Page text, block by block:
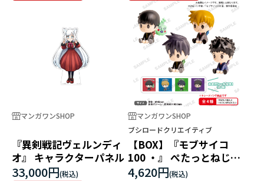
マンガワンSHOP
『異剣戦記ヴェルンディ
オ』 キャラクターパネル
33,000円
マンガワンSHOP
ブシロードクリエイティブ
【BOX】『モブサイコ
100 ・』 ぺたっとねじま
き ますこっと BOX ver.
4,620円